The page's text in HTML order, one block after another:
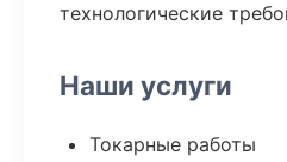
технологические
Наши услуги
Токарные работы